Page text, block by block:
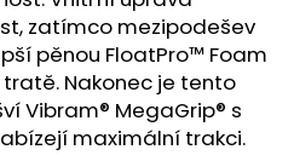
zatímco mezipodešev
pěnou FloatPro™ Foam
Nakonec je tento
Vibram® MegaGrip® s
maximální trakci.